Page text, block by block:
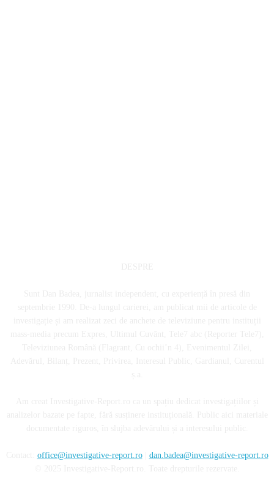
office@investigative-report.ro| dan.badea@investigative-report.ro